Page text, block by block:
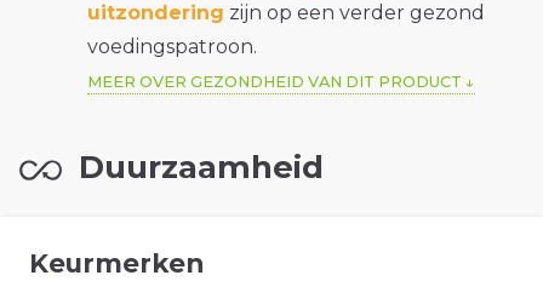
uitzondering zijn op een verder gezond
voedingspatroon.
MEER OVER GEZONDHEID VAN DIT PRODUCT
Duurzaamheid
Keurmerken